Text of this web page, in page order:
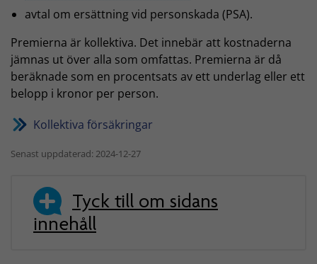
avtal om ersättning vid personskada (PSA).
Premierna är kollektiva. Det innebär att kostnaderna
jämnas ut över alla som omfattas. Premierna är då
beräknade som en procentsats av ett underlag eller ett
belopp i kronor per person.
Kollektiva försäkringar
Senast uppdaterad: 2024-12-27
Tyck till om sidans
innehåll